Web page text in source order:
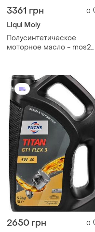
3361 грн 0
Liqui Moly
Полусинтетическое
моторное масло - mos2
2650 грн 0